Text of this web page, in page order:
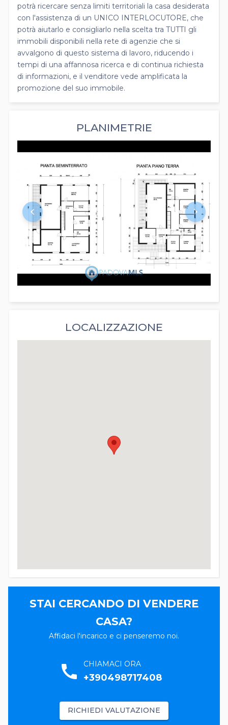
potrà ricercare senza limiti territoriali la casa desiderata
con l'assistenza di un UNICO INTERLOCUTORE, che
potrà aiutarlo e consigliarlo nella scelta tra TUTTI gli
immobili disponibili nella rete di agenzie che si
avvalgono di questo sistema di lavoro, riducendo i
tempi di una affannosa ricerca e di continua richiesta
di informazioni, e il venditore vede amplificata la
promozione del suo immobile.
PLANIMETRIE
keyboard_arrow_left keyboard_arrow_right
LOCALIZZAZIONE
STAI CERCANDO DI VENDERE
CASA?
Affidaci l'incarico e ci penseremo noi.
call CHIAMACI ORA
+390498717408
RICHIEDI VALUTAZIONE